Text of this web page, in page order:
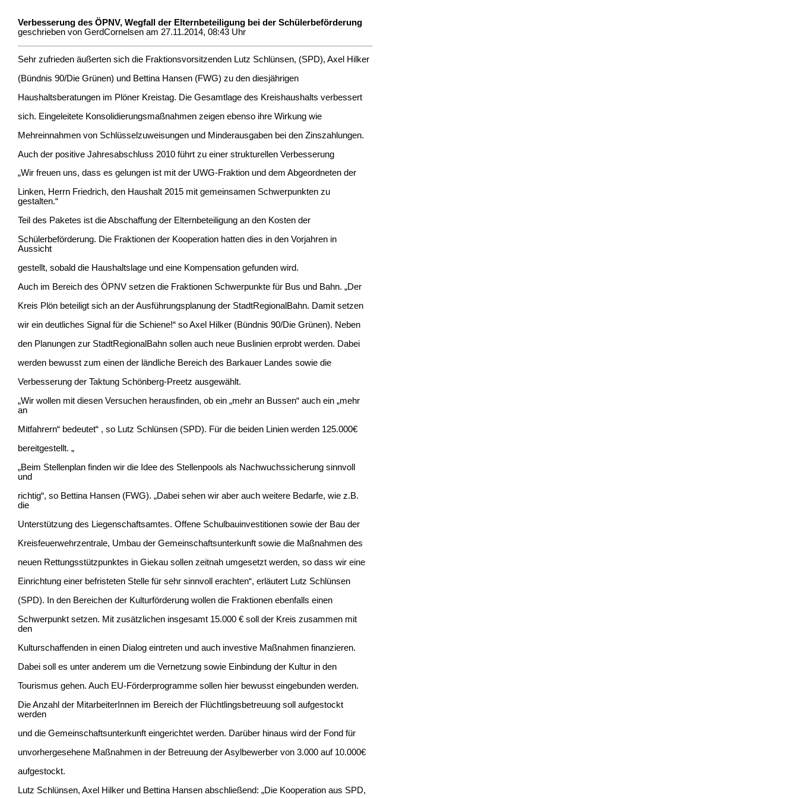
Verbesserung des ÖPNV, Wegfall der Elternbeteiligung bei der Schülerbeförderung
geschrieben von GerdCornelsen am 27.11.2014, 08:43 Uhr
Sehr zufrieden äußerten sich die Fraktionsvorsitzenden Lutz Schlünsen, (SPD), Axel Hilker
(Bündnis 90/Die Grünen) und Bettina Hansen (FWG) zu den diesjährigen
Haushaltsberatungen im Plöner Kreistag. Die Gesamtlage des Kreishaushalts verbessert
sich. Eingeleitete Konsolidierungsmaßnahmen zeigen ebenso ihre Wirkung wie
Mehreinnahmen von Schlüsselzuweisungen und Minderausgaben bei den Zinszahlungen.
Auch der positive Jahresabschluss 2010 führt zu einer strukturellen Verbesserung
„Wir freuen uns, dass es gelungen ist mit der UWG-Fraktion und dem Abgeordneten der
Linken, Herrn Friedrich, den Haushalt 2015 mit gemeinsamen Schwerpunkten zu
gestalten.“
Teil des Paketes ist die Abschaffung der Elternbeteiligung an den Kosten der
Schülerbeförderung. Die Fraktionen der Kooperation hatten dies in den Vorjahren in
Aussicht
gestellt, sobald die Haushaltslage und eine Kompensation gefunden wird.
Auch im Bereich des ÖPNV setzen die Fraktionen Schwerpunkte für Bus und Bahn. „Der
Kreis Plön beteiligt sich an der Ausführungsplanung der StadtRegionalBahn. Damit setzen
wir ein deutliches Signal für die Schiene!“ so Axel Hilker (Bündnis 90/Die Grünen). Neben
den Planungen zur StadtRegionalBahn sollen auch neue Buslinien erprobt werden. Dabei
werden bewusst zum einen der ländliche Bereich des Barkauer Landes sowie die
Verbesserung der Taktung Schönberg-Preetz ausgewählt.
„Wir wollen mit diesen Versuchen herausfinden, ob ein „mehr an Bussen“ auch ein „mehr
an
Mitfahrern“ bedeutet“ , so Lutz Schlünsen (SPD). Für die beiden Linien werden 125.000€
bereitgestellt. „
„Beim Stellenplan finden wir die Idee des Stellenpools als Nachwuchssicherung sinnvoll
und
richtig“, so Bettina Hansen (FWG). „Dabei sehen wir aber auch weitere Bedarfe, wie z.B.
die
Unterstützung des Liegenschaftsamtes. Offene Schulbauinvestitionen sowie der Bau der
Kreisfeuerwehrzentrale, Umbau der Gemeinschaftsunterkunft sowie die Maßnahmen des
neuen Rettungsstützpunktes in Giekau sollen zeitnah umgesetzt werden, so dass wir eine
Einrichtung einer befristeten Stelle für sehr sinnvoll erachten“, erläutert Lutz Schlünsen
(SPD). In den Bereichen der Kulturförderung wollen die Fraktionen ebenfalls einen
Schwerpunkt setzen. Mit zusätzlichen insgesamt 15.000 € soll der Kreis zusammen mit
den
Kulturschaffenden in einen Dialog eintreten und auch investive Maßnahmen finanzieren.
Dabei soll es unter anderem um die Vernetzung sowie Einbindung der Kultur in den
Tourismus gehen. Auch EU-Förderprogramme sollen hier bewusst eingebunden werden.
Die Anzahl der MitarbeiterInnen im Bereich der Flüchtlingsbetreuung soll aufgestockt
werden
und die Gemeinschaftsunterkunft eingerichtet werden. Darüber hinaus wird der Fond für
unvorhergesehene Maßnahmen in der Betreuung der Asylbewerber von 3.000 auf 10.000€
aufgestockt.
Lutz Schlünsen, Axel Hilker und Bettina Hansen abschließend: „Die Kooperation aus SPD,